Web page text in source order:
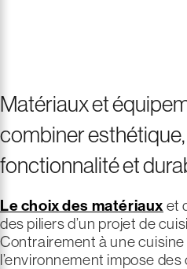
Matériaux et
combiner
fonctionnalité et
Le choix des matériaux et
des piliers d’un projet de
Contrairement à une
l’environnement impose